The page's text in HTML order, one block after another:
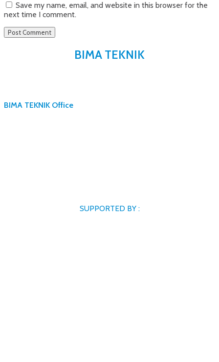
Save my name, email, and website in this browser for the
next time I comment.
BIMA TEKNIK
BIMA TEKNIK Office
SUPPORTED BY :